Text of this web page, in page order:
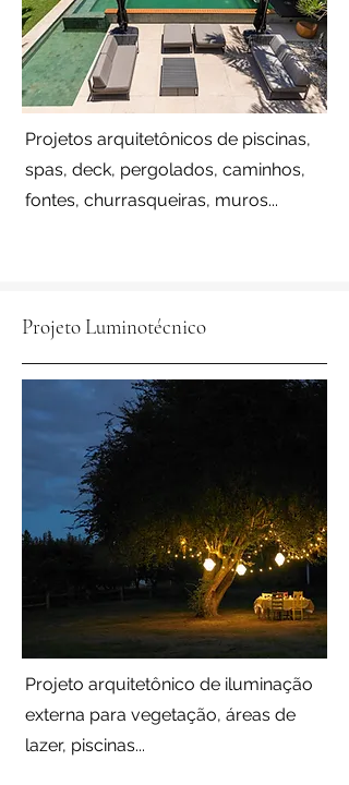
Projetos arquitetônicos de piscinas,
spas, deck, pergolados, caminhos,
fontes, churrasqueiras, muros...
Projeto Luminotécnico
Projeto arquitetônico de iluminação
externa para vegetação, áreas de
lazer, piscinas...